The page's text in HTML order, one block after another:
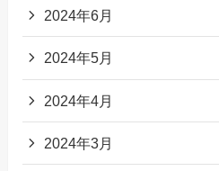
2024年6月
2024年5月
2024年4月
2024年3月